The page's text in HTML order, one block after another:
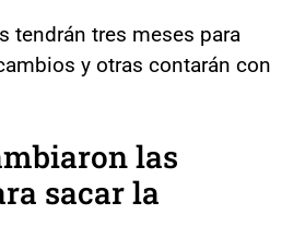
tendrán tres meses para
y otras contarán con
las
sacar la